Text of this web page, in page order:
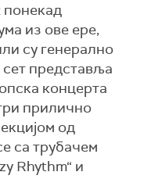
понекад
из ове ере,
су генерално
представља
концерта
прилично
од
са трубачем
Rhythm“ и